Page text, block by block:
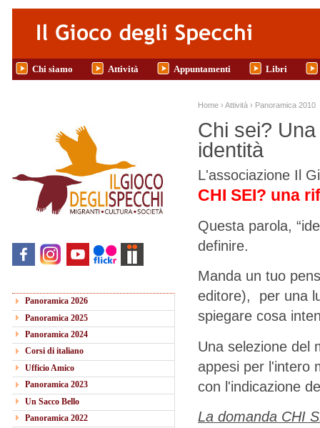
Salta al contenuto principale
Chi siamo Attività Appuntamenti Libri
Panoramica 2026
Panoramica 2025
Panoramica 2024
Corsi di italiano
Ufficio Amico
Panoramica 2023
Un Sacco Bello
Panoramica 2022
Tu sei qui
Home › Attività › Panoramica 2010
Chi sei?
identità
L'associazione Il
CHI SEI? una
Questa parola,
definire.
Manda un tuo
editore), per una
spiegare cosa
Una selezione del
appesi per l'intero
con l'indicazione
La domanda CHI